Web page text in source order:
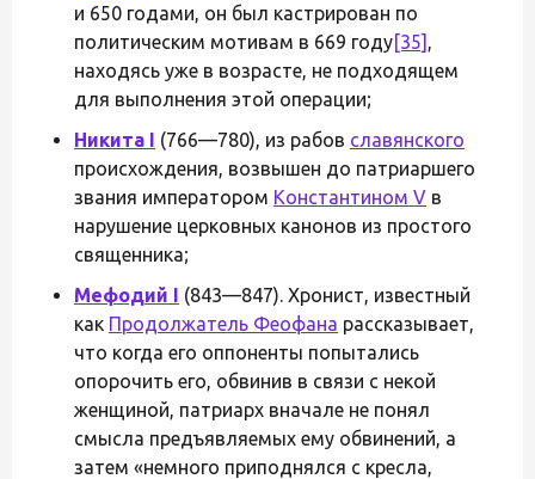
и 650 годами, он был кастрирован по
политическим мотивам в 669 году[35] ,
находясь уже в возрасте, не подходящем
для выполнения этой операции;
Никита I (766—780), из рабов славянского
происхождения, возвышен до патриаршего
звания императором Константином V в
нарушение церковных канонов из простого
священника;
Мефодий I (843—847). Хронист, известный
как Продолжатель Феофана рассказывает,
что когда его оппоненты попытались
опорочить его, обвинив в связи с некой
женщиной, патриарх вначале не понял
смысла предъявляемых ему обвинений, а
затем «немного приподнялся с кресла,